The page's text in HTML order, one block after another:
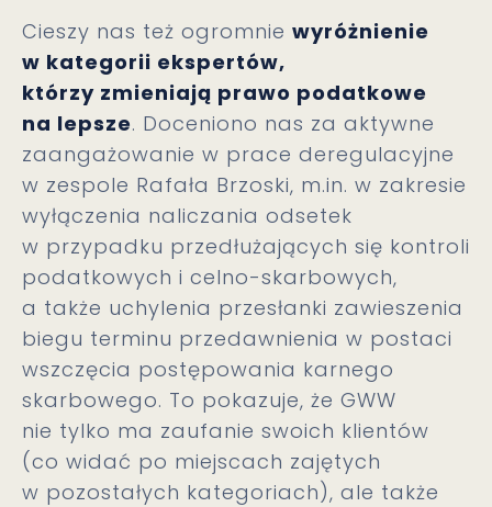
Cieszy nas też ogromnie wyróżnienie
w kategorii ekspertów,
którzy zmieniają prawo podatkowe
na lepsze. Doceniono nas za aktywne
zaangażowanie w prace deregulacyjne
w zespole Rafała Brzoski, m.in. w zakresie
wyłączenia naliczania odsetek
w przypadku przedłużających się kontroli
podatkowych i celno-skarbowych,
a także uchylenia przesłanki zawieszenia
biegu terminu przedawnienia w postaci
wszczęcia postępowania karnego
skarbowego. To pokazuje, że GWW
nie tylko ma zaufanie swoich klientów
(co widać po miejscach zajętych
w pozostałych kategoriach), ale także